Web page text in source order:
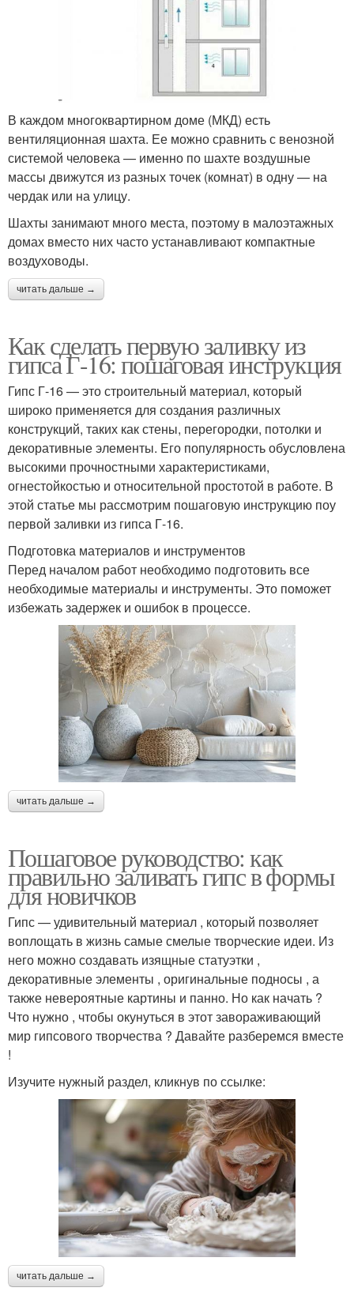
В каждом многоквартирном доме (МКД) есть
вентиляционная шахта. Ее можно сравнить с венозной
системой человека — именно по шахте воздушные
массы движутся из разных точек (комнат) в одну — на
чердак или на улицу.
Шахты занимают много места, поэтому в малоэтажных
домах вместо них часто устанавливают компактные
воздуховоды.
читать дальше →
Как сделать первую заливку из
гипса Г-16: пошаговая инструкция
Гипс Г-16 — это строительный материал, который
широко применяется для создания различных
конструкций, таких как стены, перегородки, потолки и
декоративные элементы. Его популярность обусловлена
высокими прочностными характеристиками,
огнестойкостью и относительной простотой в работе. В
этой статье мы рассмотрим пошаговую инструкцию поу
первой заливки из гипса Г-16.
Подготовка материалов и инструментов
Перед началом работ необходимо подготовить все
необходимые материалы и инструменты. Это поможет
избежать задержек и ошибок в процессе.
читать дальше →
Пошаговое руководство: как
правильно заливать гипс в формы
для новичков
Гипс — удивительный материал , который позволяет
воплощать в жизнь самые смелые творческие идеи. Из
него можно создавать изящные статуэтки ,
декоративные элементы , оригинальные подносы , а
также невероятные картины и панно. Но как начать ?
Что нужно , чтобы окунуться в этот завораживающий
мир гипсового творчества ? Давайте разберемся вместе
!
Изучите нужный раздел, кликнув по ссылке:
читать дальше →